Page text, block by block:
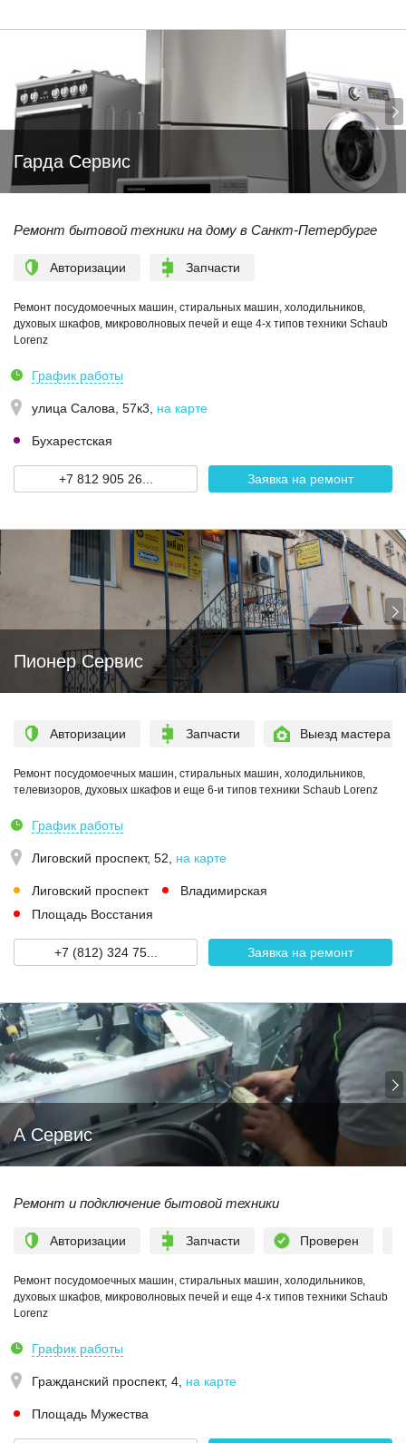
Гарда Сервис
Ремонт бытовой техники на дому в Санкт-Петербурге
Авторизации Запчасти
Ремонт посудомоечных машин, стиральных машин, холодильников,
духовых шкафов, микроволновых печей и еще 4-х типов техники Schaub
Lorenz
График работы
улица Салова, 57к3 на карте
Бухарестская
+7 812 905 26... Заявка на ремонт
Пионер Сервис
Авторизации Запчасти Выезд мастера
Ремонт посудомоечных машин, стиральных машин, холодильников,
телевизоров, духовых шкафов и еще 6-и типов техники Schaub Lorenz
График работы
Лиговский проспект, 52 на карте
Лиговский проспект
Владимирская
Площадь Восстания
+7 (812) 324 75... Заявка на ремонт
А Сервис
Ремонт и подключение бытовой техники
Авторизации Запчасти Проверен
Ремонт посудомоечных машин, стиральных машин, холодильников,
духовых шкафов, микроволновых печей и еще 4-х типов техники Schaub
Lorenz
График работы
Гражданский проспект, 4 на карте
Площадь Мужества